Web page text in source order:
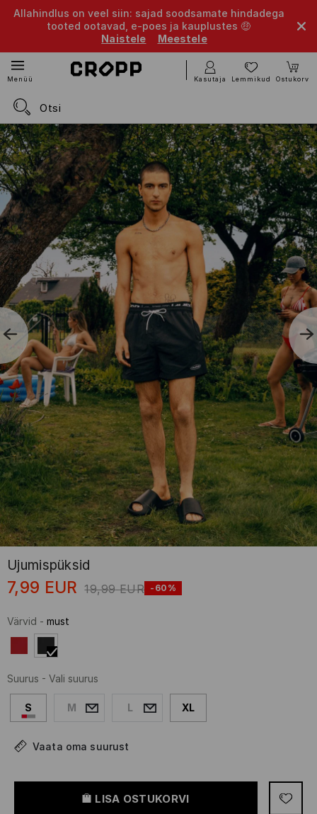
Allahindlus on veel siin: sajad soodsamate hindadega
tooted ootavad, e-poes ja kauplustes 🤑
Naistele
Meestele
Menüü Kasutaja Lemmikud Ostukorv
Ujumispüksid
7,99 EUR 19,99 EUR -60%
Värvid - must
Suurus - Vali suurus
S M L XL
Vaata oma suurust
LISA OSTUKORVI